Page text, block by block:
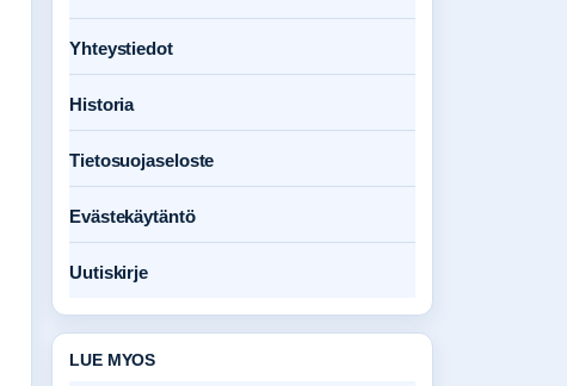
Yhteystiedot
Historia
Tietosuojaseloste
Evästekäytäntö
Uutiskirje
LUE MYOS